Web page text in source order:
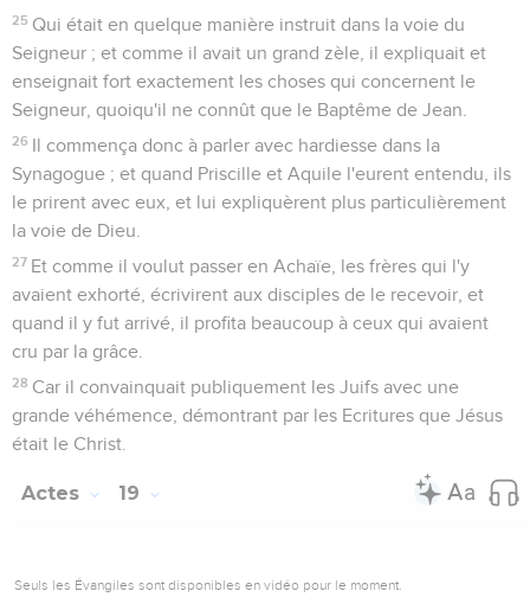
25 Qui était en quelque manière instruit dans la voie du
Seigneur ; et comme il avait un grand zèle, il expliquait et
enseignait fort exactement les choses qui concernent le
Seigneur, quoiqu'il ne connût que le Baptême de Jean.
26 Il commença donc à parler avec hardiesse dans la
Synagogue ; et quand Priscille et Aquile l'eurent entendu, ils
le prirent avec eux, et lui expliquèrent plus particulièrement
la voie de Dieu.
27 Et comme il voulut passer en Achaïe, les frères qui l'y
avaient exhorté, écrivirent aux disciples de le recevoir, et
quand il y fut arrivé, il profita beaucoup à ceux qui avaient
cru par la grâce.
28 Car il convainquait publiquement les Juifs avec une
grande véhémence, démontrant par les Ecritures que Jésus
était le Christ.
Actes 19
Seuls les Évangiles sont disponibles en vidéo pour le moment.